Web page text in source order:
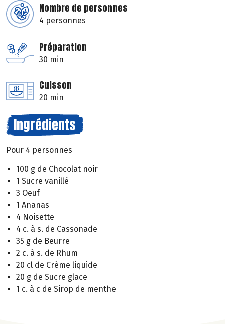
Nombre de personnes
4 personnes
Préparation
30 min
Cuisson
20 min
Ingrédients
Pour 4 personnes
100 g de Chocolat noir
1 Sucre vanillé
3 Oeuf
1 Ananas
4 Noisette
4 c. à s. de Cassonade
35 g de Beurre
2 c. à s. de Rhum
20 cl de Crème liquide
20 g de Sucre glace
1 c. à c de Sirop de menthe